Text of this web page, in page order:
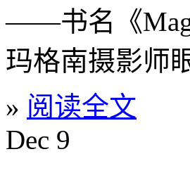
——书名《
玛格南摄影师
» 阅读全文
Dec 9